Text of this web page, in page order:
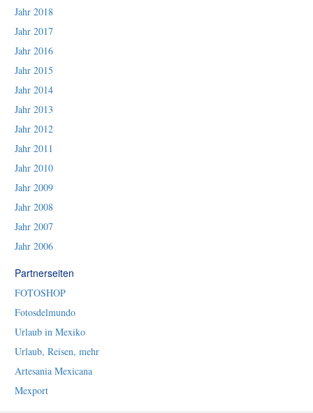
Jahr 2018
Jahr 2017
Jahr 2016
Jahr 2015
Jahr 2014
Jahr 2013
Jahr 2012
Jahr 2011
Jahr 2010
Jahr 2009
Jahr 2008
Jahr 2007
Jahr 2006
Partnerseiten
FOTOSHOP
Fotosdelmundo
Urlaub in Mexiko
Urlaub, Reisen, mehr
Artesania Mexicana
Mexport